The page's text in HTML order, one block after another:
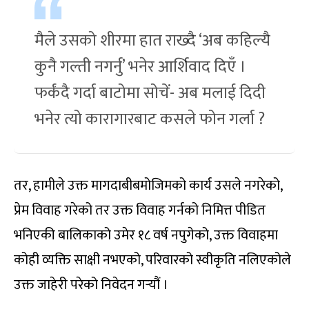
मैले उसको शीरमा हात राख्दै ‘अब कहिल्यै
कुनै गल्ती नगर्नु’ भनेर आर्शिवाद दिएँ ।
फर्कंदै गर्दा बाटोमा सोचें- अब मलाई दिदी
भनेर त्यो कारागारबाट कसले फोन गर्ला ?
तर, हामीले उक्त मागदाबीबमोजिमको कार्य उसले नगरेको,
प्रेम विवाह गरेको तर उक्त विवाह गर्नको निमित्त पीडित
भनिएकी बालिकाको उमेर १८ वर्ष नपुगेको, उक्त विवाहमा
कोही व्यक्ति साक्षी नभएको, परिवारको स्वीकृति नलिएकोले
उक्त जाहेरी परेको निवेदन गर्‍यौं ।